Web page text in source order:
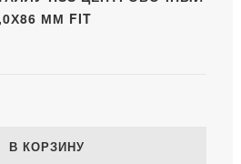
ММ FIT
В КОРЗИНУ